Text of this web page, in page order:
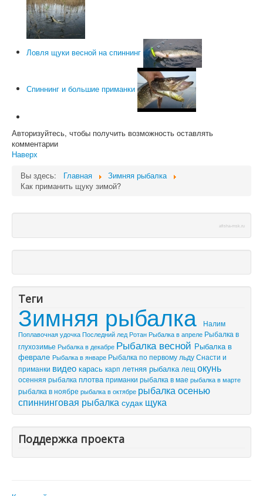
Ловля щуки весной на спиннинг
Спиннинг и большие приманки
Авторизуйтесь, чтобы получить возможность оставлять
комментарии
Наверх
Вы здесь:
Главная
Зимняя рыбалка
Как приманить щуку зимой?
afisha-msk.ru
Теги
Зимняя рыбалка
Налим
Поплавочная удочкаПоследний лед Ротан Рыбалка в апреле Рыбалка в
глухозимье Рыбалка в декабре Рыбалка весной Рыбалка в
феврале Рыбалка в январе Рыбалка по первому льдуСнасти и
приманки видео карась карп летняя рыбалка лещ окунь
осенняя рыбалка плотва приманки рыбалка в мае рыбалка в марте
рыбалка в ноябре рыбалка в октябре рыбалка осенью
спиннинговая рыбалка судак щука
Поддержка проекта